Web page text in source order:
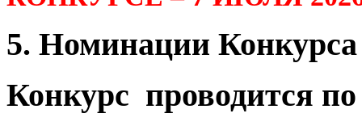
5. Номинации Конкурса
Конкурс проводится